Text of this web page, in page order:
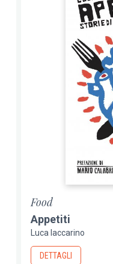
Food
Appetiti
Luca Iaccarino
DETTAGLI